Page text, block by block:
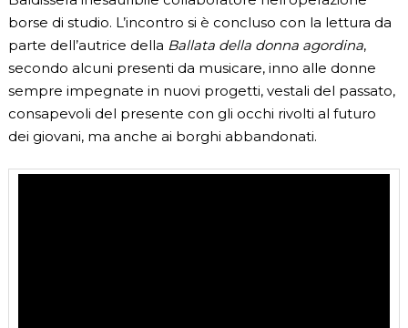
borse di studio. L’incontro si è concluso con la lettura da
parte dell’autrice della Ballata della donna agordina,
secondo alcuni presenti da musicare, inno alle donne
sempre impegnate in nuovi progetti, vestali del passato,
consapevoli del presente con gli occhi rivolti al futuro
dei giovani, ma anche ai borghi abbandonati.